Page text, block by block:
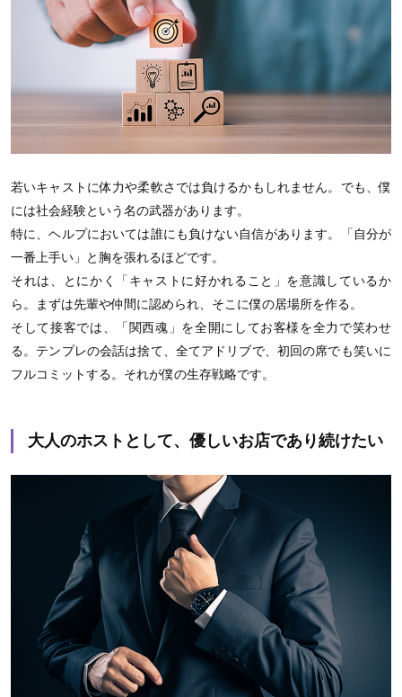
若いキャストに体力や柔軟さでは負けるかもしれません。でも、僕
には社会経験という名の武器があります。
特に、ヘルプにおいては誰にも負けない自信があります。「自分が
一番上手い」と胸を張れるほどです。
それは、とにかく「キャストに好かれること」を意識しているか
ら。まずは先輩や仲間に認められ、そこに僕の居場所を作る。
そして接客では、「関西魂」を全開にしてお客様を全力で笑わせ
る。テンプレの会話は捨て、全てアドリブで、初回の席でも笑いに
フルコミットする。それが僕の生存戦略です。
大人のホストとして、優しいお店であり続けたい